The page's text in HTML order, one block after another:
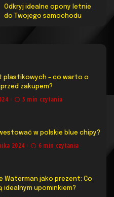
Odkryj idealne opony letnie
do Twojego samochodu
plastikowych – co warto o
zakupem?
5 min czytania
w polskie blue chipy?
2024 6 min czytania
Waterman jako prezent: Co
idealnym upominkiem?